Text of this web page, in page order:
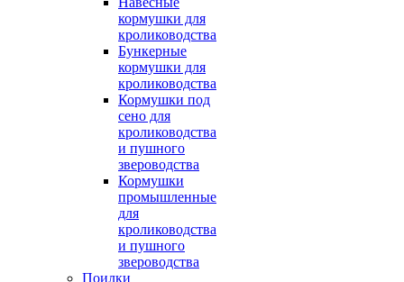
кормушки для
кролиководства
Бункерные
кормушки для
кролиководства
Кормушки под
сено для
кролиководства
и пушного
звероводства
Кормушки
промышленные
для
кролиководства
и пушного
звероводства
Поилки